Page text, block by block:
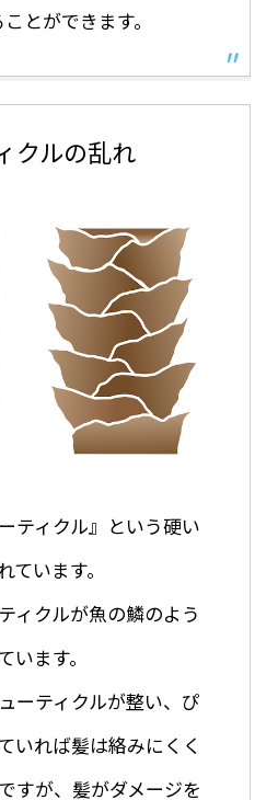
とができます。
クルの乱れ
ティクル』という硬い
います。
ィクルが魚の鱗のよう
います。
ーティクルが整い、ぴ
いれば髪は絡みにくく
すが、髪がダメージを